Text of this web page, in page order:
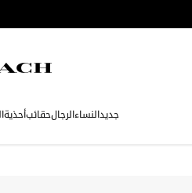
جديدالنساءالرجالحقائبأحذية